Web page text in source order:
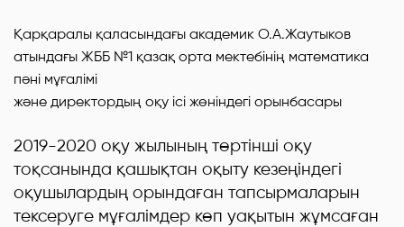
Қарқаралы қаласындағы академик О.А.Жаутыков
атындағы ЖББ №1 қазақ орта мектебінің математика
пәні мұғалімі
және директордың оқу ісі жөніндегі орынбасары
2019-2020 оқу жылының төртінші оқу
тоқсанында қашықтан оқыту кезеңіндегі
оқушылардың орындаған тапсырмаларын
тексеруге мұғалімдер көп уақытын жұмсаған